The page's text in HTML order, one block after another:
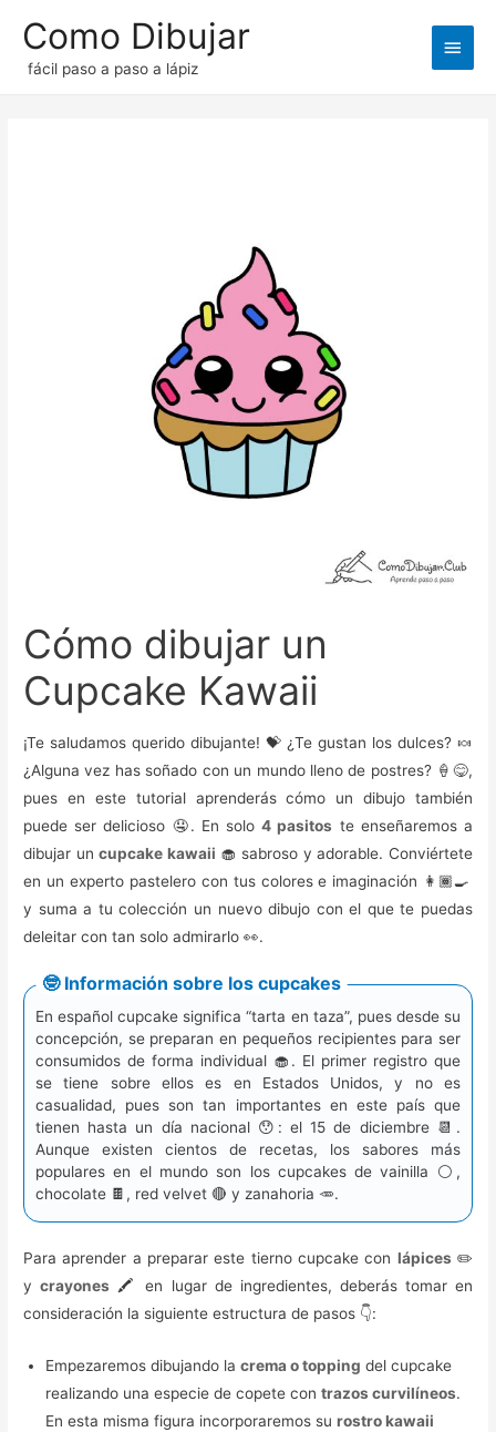
Como Dibujar
fácil paso a paso a lápiz
Menú
Cómo dibujar un
Cupcake Kawaii
¡Te saludamos querido dibujante! 💝 ¿Te gustan los dulces? 🍬
¿Alguna vez has soñado con un mundo lleno de postres? 🍦😋,
pues en este tutorial aprenderás cómo un dibujo también
puede ser delicioso 🤤. En solo4 pasitos te enseñaremos a
dibujar uncupcake kawaii 🧁 sabroso y adorable. Conviértete
en un experto pastelero con tus colores e imaginación 👩🏾‍🍳
y suma a tu colección un nuevo dibujo con el que te puedas
deleitar con tan solo admirarlo 👀.
🤓 Información sobre los cupcakes
En español cupcake significa “tarta en taza”, pues desde su
concepción, se preparan en pequeños recipientes para ser
consumidos de forma individual 🧁. El primer registro que
se tiene sobre ellos es en Estados Unidos, y no es
casualidad, pues son tan importantes en este país que
tienen hasta un día nacional 😯: el 15 de diciembre 📆.
Aunque existen cientos de recetas, los sabores más
populares en el mundo son los cupcakes de vainilla ⚪,
chocolate 🍫, red velvet 🔴 y zanahoria 🥕.
Para aprender a preparar este tierno cupcake con lápices ✏️
ycrayones 🖍️ en lugar de ingredientes, deberás tomar en
consideración la siguiente estructura de pasos 👇:
Empezaremos dibujando lacrema o topping del cupcake
realizando una especie de copete contrazos curvilíneos.
En esta misma figura incorporaremos surostro kawaii